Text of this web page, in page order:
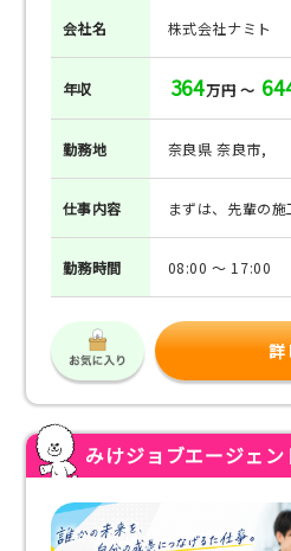
会社名 株式会社ナミト
年収 364万円 ～
勤務地 奈良県 奈良市,
仕事内容 まずは、先輩の
勤務時間 08:00 ～ 17:00
詳
みけジョブエージェン